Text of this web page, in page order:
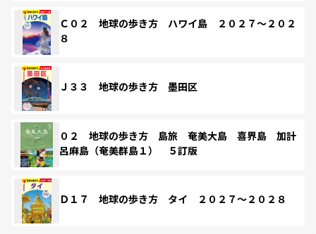
Ｃ０２ 地球の歩き方 ハワイ島 ２０２７～２０２
８
Ｊ３３ 地球の歩き方 墨田区
０２ 地球の歩き方 島旅 奄美大島 喜界島 加計
呂麻島（奄美群島１） ５訂版
Ｄ１７ 地球の歩き方 タイ ２０２７～２０２８